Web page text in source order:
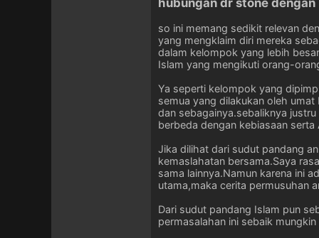
so ini memang sedikit relevan
yang mengklaim diri mereka
dalam kelompok yang lebih
Islam yang mengikuti orang-
Ya seperti kelompok yang
semua yang dilakukan oleh
dan sebagainya.sebaliknya
berbeda dengan kebiasaan
Jika dilihat dari sudut pandang
kemaslahatan bersama.Saya
sama lainnya.Namun karena ini
utama,maka cerita permusuhan
Dari sudut pandang Islam pun
permasalahan ini sebaik